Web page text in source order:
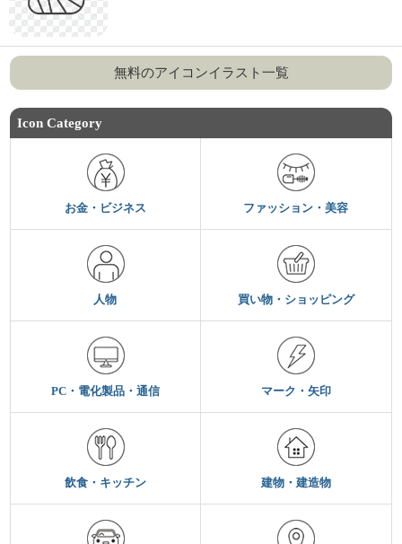
無料のアイコンイラスト一覧
Icon Category
お金・ビジネス ファッション・美容
人物 買い物・ショッピング
PC・電化製品・通信 マーク・矢印
飲食・キッチン 建物・建造物